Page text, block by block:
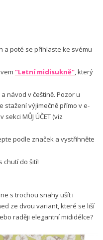
a poté se přihlaste ke svému
"Letní midisukně", který
návod v češtině. Pozor u
výjimečně přímo v e-
MŮJ ÚČET (viz
podle značek a vystřihněte
chutí do šití!
s trochou snahy ušít i
ze dvou variant, které se liší
raději elegantní mididélce?